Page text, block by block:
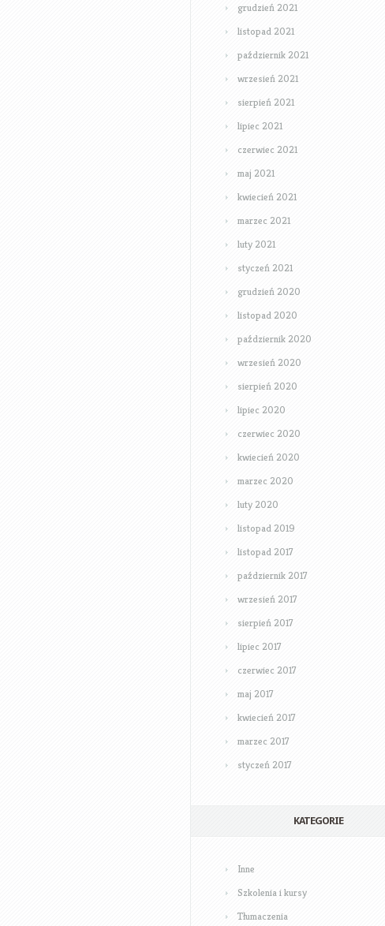
grudzień 2021
listopad 2021
październik 2021
wrzesień 2021
sierpień 2021
lipiec 2021
czerwiec 2021
maj 2021
kwiecień 2021
marzec 2021
luty 2021
styczeń 2021
grudzień 2020
listopad 2020
październik 2020
wrzesień 2020
sierpień 2020
lipiec 2020
czerwiec 2020
kwiecień 2020
marzec 2020
luty 2020
listopad 2019
listopad 2017
październik 2017
wrzesień 2017
sierpień 2017
lipiec 2017
czerwiec 2017
maj 2017
kwiecień 2017
marzec 2017
styczeń 2017
KATEGORIE
Inne
Szkolenia i kursy
Tłumaczenia